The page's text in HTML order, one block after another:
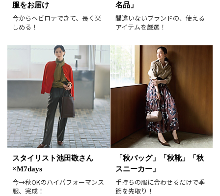
価格が高い順
値下げ実施日順
カラー（複数選択可）
ホワイト ブラック
グレー
ベージュ
ブラウン
オレンジ
イエロー
レッド
ピンク
パープル
グリーン
ブルー
ゴールド
マルチ
服をお届け
今からヘビロテできて、長く楽
しめる！
名品」
間違いないブランドの、使える
アイテムを厳選！
スタイリスト池田敬さん
×M7days
今→秋OKのハイパフォーマンス
服、完成！
「秋バッグ」「秋靴」「秋
スニーカー」
手持ちの服に合わせるだけで季
節を先取り！